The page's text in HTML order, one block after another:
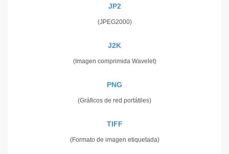
JP2
(JPEG2000)
J2K
(Imagen comprimida Wavelet)
PNG
(Gráficos de red portátiles)
TIFF
(Formato de imagen etiquetada)